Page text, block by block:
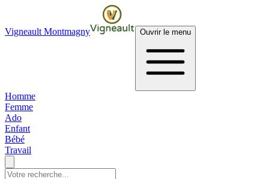
Vigneault Montmagny Ouvrir le menu
Homme
Femme
Ado
Enfant
Bébé
Travail